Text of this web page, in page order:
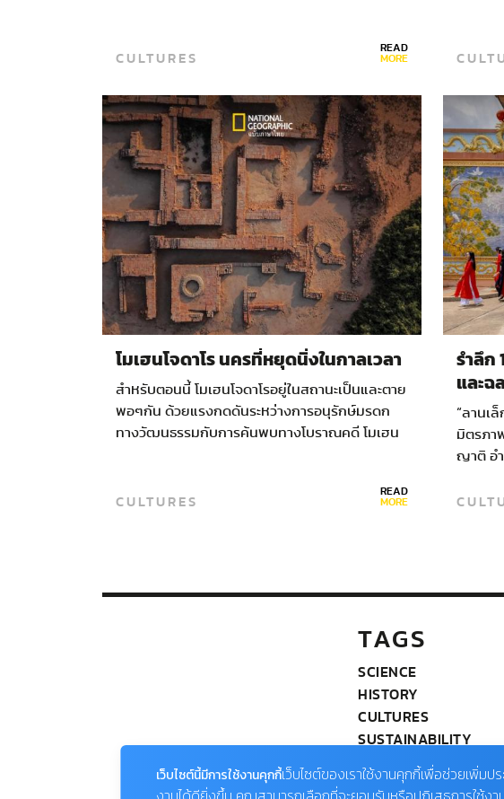
CULTURES READ
MORE
โมเฮนโจดาโร นครที่หยุดนิ่งในกาลเวลา
สำหรับตอนนี้ โมเฮนโจดาโรอยู่ในสถานะเป็นและตาย
พอๆกัน ด้วยแรงกดดันระหว่างการอนุรักษ์มรดก
ทางวัฒนธรรมกับการค้นพบทางโบราณคดี โมเฮน
[ziggurat…
CULTURES READ
MORE
รำลึก
และฉ
ทูตไท
“ลานเ
มิตรภา
ญาติ อ
TAGS
SCIENCE
HISTORY
CULTURES
SUSTAINABILITY
ENVIRONMENT
EDUCATION
เว็บไซต์นี้มีการใช้งานคุกกี้เว็บไซต์ของเราใช้งานคุกกี้เพื่อช่วยเพิ่ม